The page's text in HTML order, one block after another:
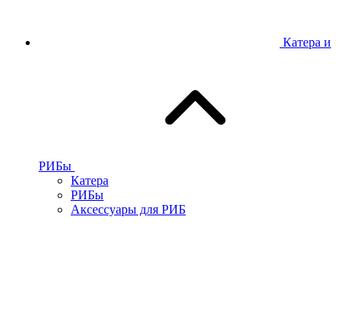
Катера и
РИБы
Катера
РИБы
Аксессуары для РИБ